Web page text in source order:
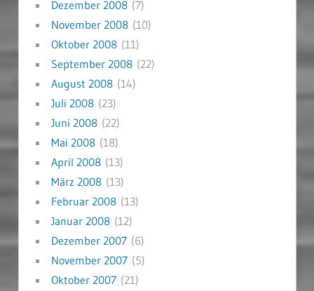
Dezember 2008(7)
November 2008(10)
Oktober 2008(11)
September 2008(22)
August 2008(14)
Juli 2008(23)
Juni 2008(22)
Mai 2008(18)
April 2008(13)
März 2008(13)
Februar 2008(13)
Januar 2008(12)
Dezember 2007(6)
November 2007(5)
Oktober 2007(21)